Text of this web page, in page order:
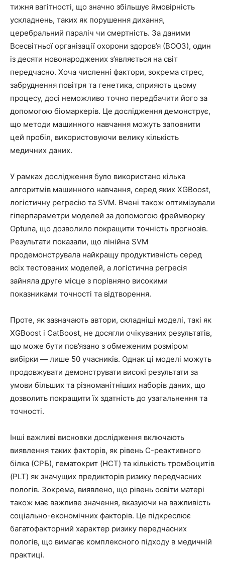
тижня вагітності, що значно збільшує ймовірність
ускладнень, таких як порушення дихання,
церебральний параліч чи смертність. За даними
Всесвітньої організації охорони здоров’я (ВООЗ), один
із десяти новонароджених з’являється на світ
передчасно. Хоча численні фактори, зокрема стрес,
забруднення повітря та генетика, сприяють цьому
процесу, досі неможливо точно передбачити його за
допомогою біомаркерів. Це дослідження демонструє,
що методи машинного навчання можуть заповнити
цей пробіл, використовуючи велику кількість
медичних даних.
У рамках дослідження було використано кілька
алгоритмів машинного навчання, серед яких XGBoost,
логістичну регресію та SVM. Вчені також оптимізували
гіперпараметри моделей за допомогою фреймворку
Optuna, що дозволило покращити точність прогнозів.
Результати показали, що лінійна SVM
продемонструвала найкращу продуктивність серед
всіх тестованих моделей, а логістична регресія
зайняла друге місце з порівняно високими
показниками точності та відтворення.
Проте, як зазначають автори, складніші моделі, такі як
XGBoost і CatBoost, не досягли очікуваних результатів,
що може бути пов’язано з обмеженим розміром
вибірки — лише 50 учасників. Однак ці моделі можуть
продовжувати демонструвати високі результати за
умови більших та різноманітніших наборів даних, що
дозволить покращити їх здатність до узагальнення та
точності.
Інші важливі висновки дослідження включають
виявлення таких факторів, як рівень С-реактивного
білка (СРБ), гематокрит (HCT) та кількість тромбоцитів
(PLT) як значущих предикторів ризику передчасних
пологів. Зокрема, виявлено, що рівень освіти матері
також має важливе значення, вказуючи на важливість
соціально-економічних факторів. Це підкреслює
багатофакторний характер ризику передчасних
пологів, що вимагає комплексного підходу в медичній
практиці.